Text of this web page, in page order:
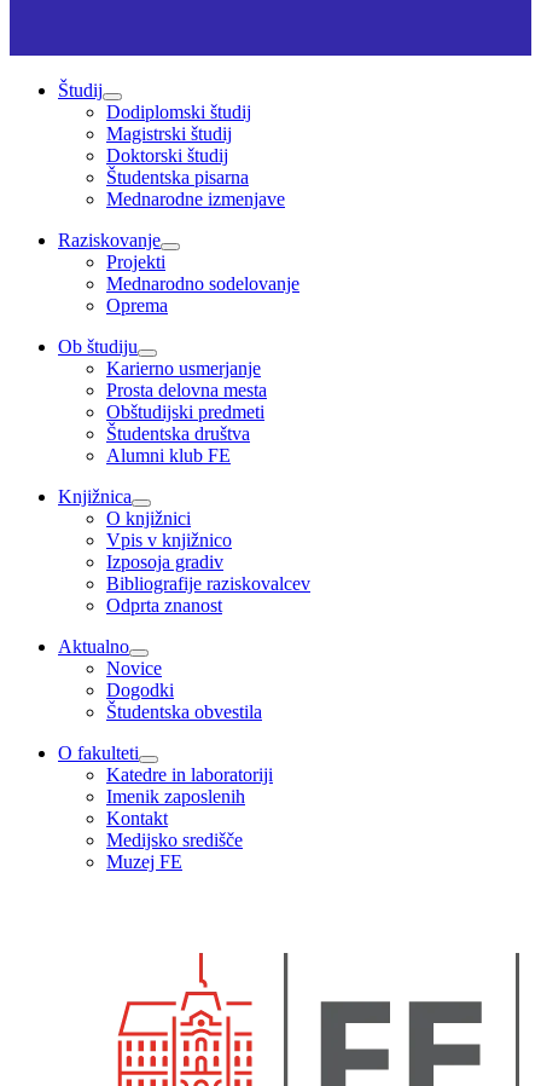
Študij
Dodiplomski študij
Magistrski študij
Doktorski študij
Študentska pisarna
Mednarodne izmenjave
Raziskovanje
Projekti
Mednarodno sodelovanje
Oprema
Ob študiju
Karierno usmerjanje
Prosta delovna mesta
Obštudijski predmeti
Študentska društva
Alumni klub FE
Knjižnica
O knjižnici
Vpis v knjižnico
Izposoja gradiv
Bibliografije raziskovalcev
Odprta znanost
Aktualno
Novice
Dogodki
Študentska obvestila
O fakulteti
Katedre in laboratoriji
Imenik zaposlenih
Kontakt
Medijsko središče
Muzej FE